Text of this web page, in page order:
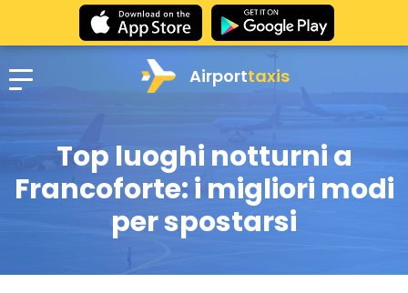
Airporttaxis
Top luoghi notturni a
Francoforte: i migliori modi
per spostarsi